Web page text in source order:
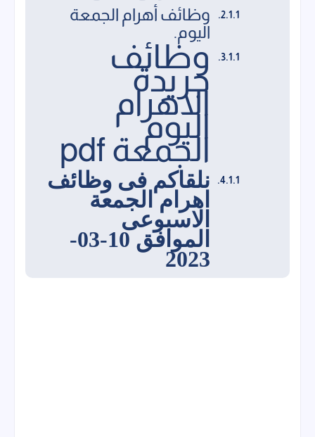
وظائف أهرام الجمعة
اليوم.
وظائف
جريدة
الاهرام
اليوم
الجمعة pdf
نلقاكم فى وظائف
اهرام الجمعة
الاسبوعى
الموافق 10-03-
2023